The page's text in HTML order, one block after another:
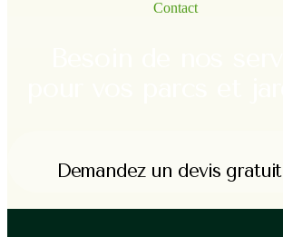
Contact
Demandez un devis gratuit